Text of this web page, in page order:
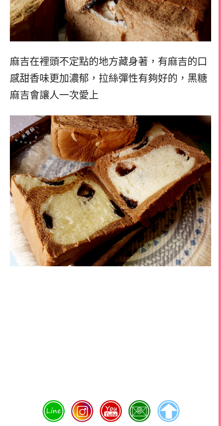
麻吉在裡頭不定點的地方藏身著， 有麻吉的口
感甜香味更加濃郁， 拉絲彈性有夠好的， 黑糖
麻吉會讓人一次愛上